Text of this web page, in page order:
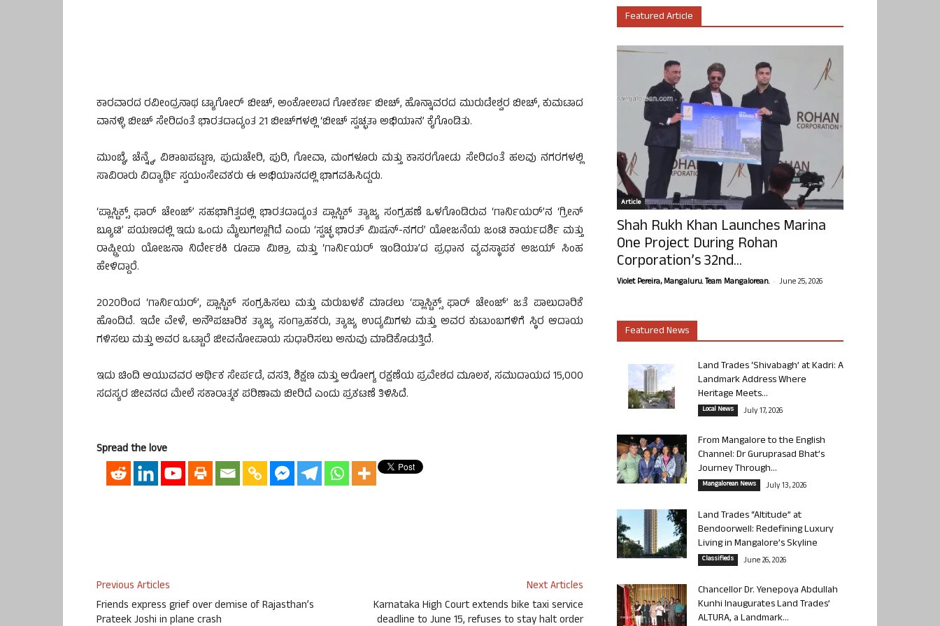
ಕಾರವಾರದ ರವೀಂದ್ರನಾಥ ಟ್ಯಾಗೋರ್ ಬೀಚ್, ಅಂಕೋಲಾದ ಗೋಕರ್ಣ ಬೀಚ್, ಹೊನ್ನಾವರದ ಮುರುಡೇಶ್ವರ ಬೀಚ್, ಕುಮಟಾದ
ವಾನಳ್ಳಿ ಬೀಚ್ ಸೇರಿದಂತೆ ಭಾರತದಾದ್ಯಂತ 21 ಬೀಚ್‍ಗಳಲ್ಲಿ ‘ಬೀಚ್ ಸ್ವಚ್ಛತಾ ಅಭಿಯಾನ’ ಕೈಗೊಂಡಿತು.
ಮುಂಬೈ, ಚೆನ್ನೈ, ವಿಶಾಖಪಟ್ಟಣ, ಪುದುಚೇರಿ, ಪುರಿ, ಗೋವಾ, ಮಂಗಳೂರು ಮತ್ತು ಕಾಸರಗೋಡು ಸೇರಿದಂತೆ ಹಲವು ನಗರಗಳಲ್ಲಿ
ಸಾವಿರಾರು ವಿದ್ಯಾರ್ಥಿ ಸ್ವಯಂಸೇವಕರು ಈ ಅಭಿಯಾನದಲ್ಲಿ ಭಾಗವಹಿಸಿದ್ದರು.
‘ಪ್ಲಾಸ್ಟಿಕ್ಸ್ ಫಾರ್ ಚೇಂಜ್’ ಸಹಭಾಗಿತ್ವದಲ್ಲಿ ಭಾರತದಾದ್ಯಂತ ಪ್ಲಾಸ್ಟಿಕ್ ತ್ಯಾಜ್ಯ ಸಂಗ್ರಹಣೆ ಒಳಗೊಂಡಿರುವ ‘ಗಾರ್ನಿಯರ್’ನ ‘ಗ್ರೀನ್
ಬ್ಯೂಟಿ’ ಪಯಣದಲ್ಲಿ ಇದು ಒಂದು ಮೈಲುಗಲ್ಲಾಗಿದೆ ಎಂದು ‘ಸ್ವಚ್ಛ ಭಾರತ್ ಮಿಷನ್-ನಗರ’ ಯೋಜನೆಯ ಜಂಟಿ ಕಾರ್ಯದರ್ಶಿ ಮತ್ತು
ರಾಷ್ಟ್ರೀಯ ಯೋಜನಾ ನಿರ್ದೇಶಕಿ ರೂಪಾ ಮಿಶ್ರಾ ಮತ್ತು ‘ಗಾರ್ನಿಯರ್ ಇಂಡಿಯಾ’ದ ಪ್ರಧಾನ ವ್ಯವಸ್ಥಾಪಕ ಅಜಯ್ ಸಿಂಹ
ಹೇಳಿದ್ದಾರೆ.
2020ರಿಂದ ‘ಗಾರ್ನಿಯರ್’, ಪ್ಲಾಸ್ಟಿಕ್ ಸಂಗ್ರಹಿಸಲು ಮತ್ತು ಮರುಬಳಕೆ ಮಾಡಲು ‘ಪ್ಲಾಸ್ಟಿಕ್ಸ್ ಫಾರ್ ಚೇಂಜ್’ ಜತೆ ಪಾಲುದಾರಿಕೆ
ಹೊಂದಿದೆ. ಇದೇ ವೇಳೆ, ಅನೌಪಚಾರಿಕ ತ್ಯಾಜ್ಯ ಸಂಗ್ರಾಹಕರು, ತ್ಯಾಜ್ಯ ಉದ್ಯಮಿಗಳು ಮತ್ತು ಅವರ ಕುಟುಂಬಗಳಿಗೆ ಸ್ಥಿರ ಆದಾಯ
ಗಳಿಸಲು ಮತ್ತು ಅವರ ಒಟ್ಟಾರೆ ಜೀವನೋಪಾಯ ಸುಧಾರಿಸಲು ಅನುವು ಮಾಡಿಕೊಡುತ್ತಿದೆ.
ಇದು ಚಿಂದಿ ಆಯುವವರ ಆರ್ಥಿಕ ಸೇರ್ಪಡೆ, ವಸತಿ, ಶಿಕ್ಷಣ ಮತ್ತು ಆರೋಗ್ಯ ರಕ್ಷಣೆಯ ಪ್ರವೇಶದ ಮೂಲಕ, ಸಮುದಾಯದ 15,000
ಸದಸ್ಯರ ಜೀವನದ ಮೇಲೆ ಸಕಾರಾತ್ಮಕ ಪರಿಣಾಮ ಬೀರಿದೆ ಎಂದು ಪ್ರಕಟಣೆ ತಿಳಿಸಿದೆ.
Spread the love
Previous Articles
Friends express grief over demise of Rajasthan’s
Prateek Joshi in plane crash
Next Articles
Karnataka High Court extends bike taxi service
deadline to June 15, refuses to stay halt order
Featured Article
Article
Shah Rukh Khan Launches Marina
One Project During Rohan
Corporation’s 32nd...
Violet Pereira, Mangaluru. Team Mangalorean. - June 25, 2026
Featured News
Land Trades ‘Shivabagh’ at Kadri: A
Landmark Address Where
Heritage Meets...
Local News July 17, 2026
From Mangalore to the English
Channel: Dr Guruprasad Bhat’s
Journey Through...
Mangalorean News July 13, 2026
Land Trades “Altitude” at
Bendoorwell: Redefining Luxury
Living in Mangalore’s Skyline
Classifieds June 26, 2026
Chancellor Dr. Yenepoya Abdullah
Kunhi Inaugurates Land Trades’
ALTURA, a Landmark...